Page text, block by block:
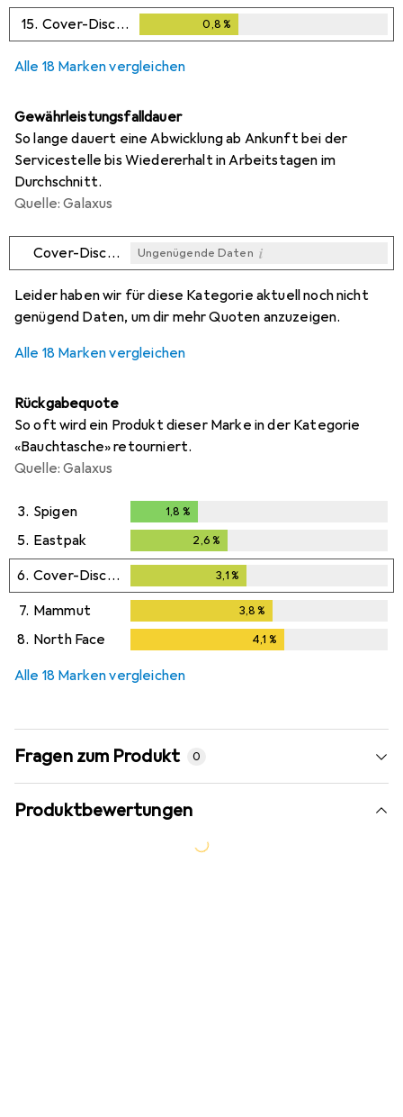
15. Cover-Discount 0,8 %
Alle 18 Marken vergleichen
Gewährleistungsfalldauer
So lange dauert eine Abwicklung ab Ankunft bei der
Servicestelle bis Wiedererhalt in Arbeitstagen im
Durchschnitt.
Quelle: Galaxus
Cover-Discount Ungenügende Daten i
Leider haben wir für diese Kategorie aktuell noch nicht
genügend Daten, um dir mehr Quoten anzuzeigen.
Alle 18 Marken vergleichen
Rückgabequote
So oft wird ein Produkt dieser Marke in der Kategorie
«Bauchtasche» retourniert.
Quelle: Galaxus
3. Spigen 1,8 %
5. Eastpak 2,6 %
6. Cover-Discount 3,1 %
7. Mammut 3,8%
8. North Face 4,1 %
Alle 18 Marken vergleichen
Fragen zum Produkt 0
Produktbewertungen